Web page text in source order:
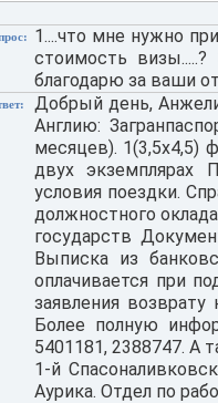
1....что мне нужно
стоимость визы.....?
благодарю за ваши
Добрый день,
Англию:
месяцев). 1(3,5х4,5)
двух экземплярах
условия поездки.
должностного
государств
Выписка из
оплачивается при
заявления
Более полную
5401181, 2388747. А
1-й
Аурика. Отдел по